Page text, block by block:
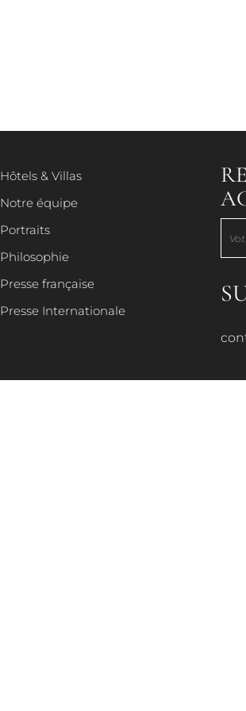
HÔTELS &
NOTRE
Hôtels & Villas
Notre équipe
Portraits
Philosophie
Presse française
Presse Internationale